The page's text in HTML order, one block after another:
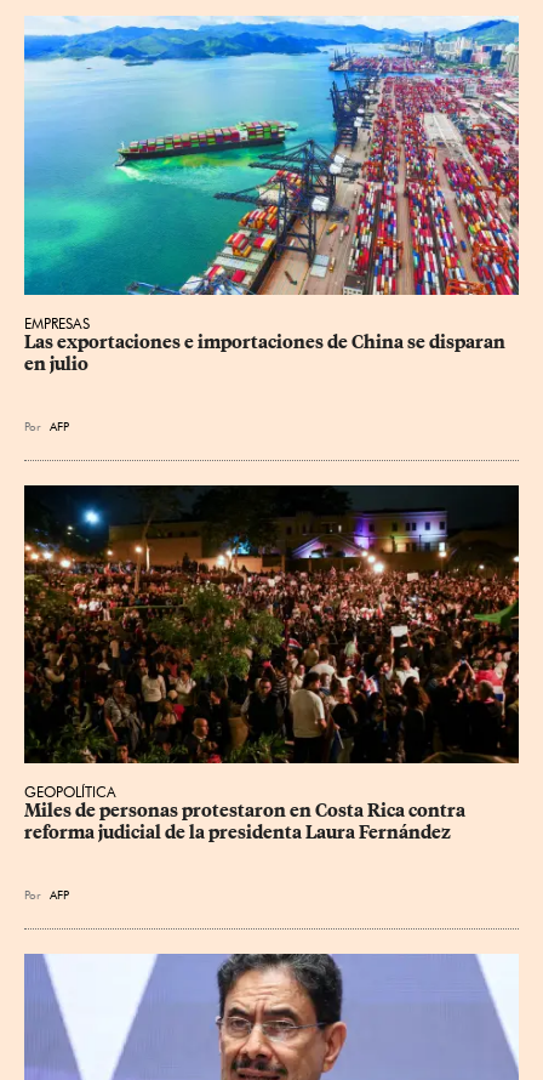
EMPRESAS
Las exportaciones e importaciones de China se disparan
en julio
Por AFP
GEOPOLÍTICA
Miles de personas protestaron en Costa Rica contra
reforma judicial de la presidenta Laura Fernández
Por AFP